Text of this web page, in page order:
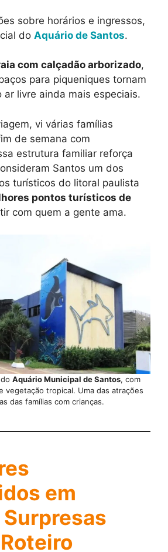
sobre horários e ingressos,
do Aquário de Santos.
com calçadão arborizado,
para piqueniques tornam
ar livre ainda mais especiais.
vi várias famílias
de semana com
estrutura familiar reforça
Santos um dos
turísticos do litoral paulista
pontos turísticos de
com quem a gente ama.
Aquário Municipal de Santos, com
vegetação tropical. Uma das atrações
das famílias com crianças.
em